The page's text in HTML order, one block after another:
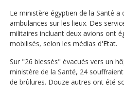
Le ministère égyptien de la Santé a
ambulances sur les lieux. Des
militaires incluant deux avions ont
mobilisés, selon les médias d'Etat.
Sur "26 blessés" évacués vers un
ministère de la Santé, 24
de brûlures. Douze autres ont été